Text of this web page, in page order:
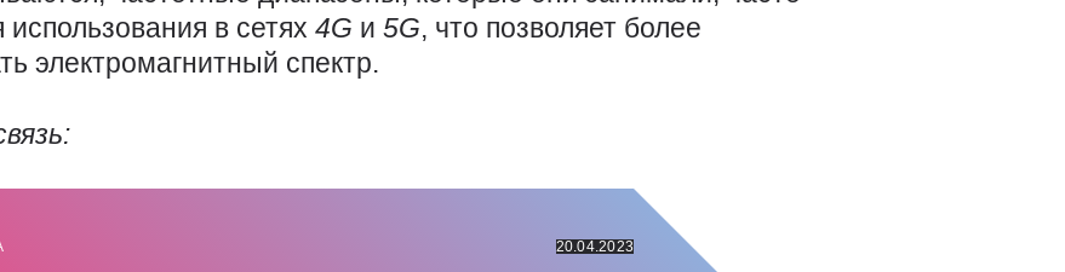
в сетях 4G и 5G, что позволяет более
электромагнитный спектр.
20.04.2023